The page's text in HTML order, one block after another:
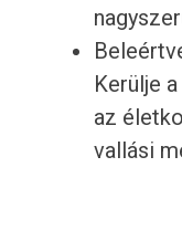
Kerülje
az
vallási